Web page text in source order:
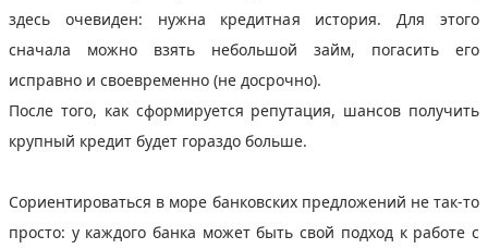
здесь очевиден: нужна кредитная история. Для этого
сначала можно взять небольшой займ, погасить его
исправно и своевременно (не досрочно).
После того, как сформируется репутация, шансов получить
крупный кредит будет гораздо больше.
Сориентироваться в море банковских предложений не так-то
просто: у каждого банка может быть свой подход к работе с